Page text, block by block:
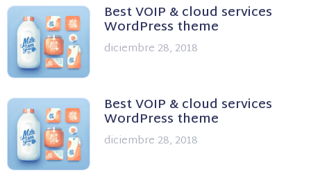
Best VOIP & cloud services
WordPress theme
diciembre 28, 2018
Best VOIP & cloud services
WordPress theme
diciembre 28, 2018